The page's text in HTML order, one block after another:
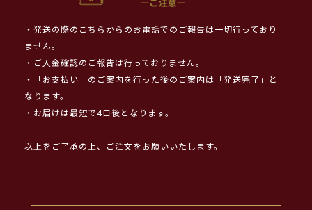
・発送の際のこちらからのお電話でのご報告は一切行っており
ません。
・ご入金確認のご報告は行っておりません。
・「お支払い」のご案内を行った後のご案内は「発送完了」と
なります。
・お届けは最短で4日後となります。
以上をご了承の上、ご注文をお願いいたします。